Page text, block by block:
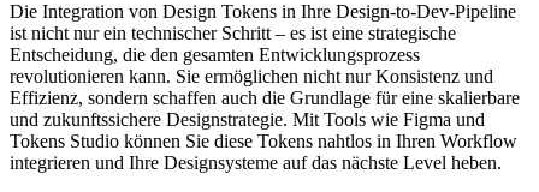
Die Integration von Design Tokens in Ihre Design-to-Dev-Pipeline
ist nicht nur ein technischer Schritt – es ist eine strategische
Entscheidung, die den gesamten Entwicklungsprozess
revolutionieren kann. Sie ermöglichen nicht nur Konsistenz und
Effizienz, sondern schaffen auch die Grundlage für eine skalierbare
und zukunftssichere Designstrategie. Mit Tools wie Figma und
Tokens Studio können Sie diese Tokens nahtlos in Ihren Workflow
integrieren und Ihre Designsysteme auf das nächste Level heben.